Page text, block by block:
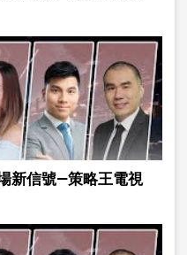
新信號—策略王電視